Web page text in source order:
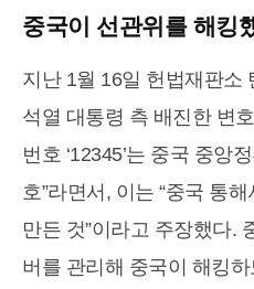
중국이 선관위를 해킹
지난 1월 16일 헌법재판소
석열 대통령 측 배진한 변
번호 ‘12345’는 중국 중앙
호”라면서, 이는 “중국 통
만든 것”이라고 주장했다.
버를 관리해 중국이 해킹